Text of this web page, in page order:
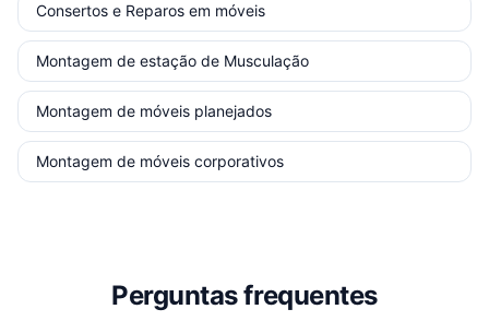
Consertos e Reparos em móveis
Montagem de estação de Musculação
Montagem de móveis planejados
Montagem de móveis corporativos
Perguntas frequentes